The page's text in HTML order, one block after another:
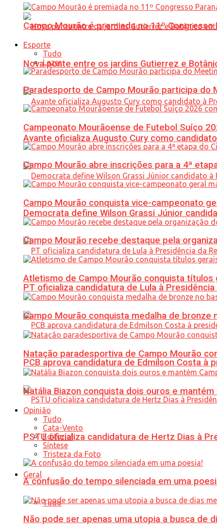
Nova ponte entre os jardins Gutierrez e
Avante oficializa Augusto Cury como
Democrata define Wilson Grassi Júnior
PT oficializa candidatura de Lula à Presidência
PCB aprova candidatura de Edmilson Costa à
PSTU oficializa candidatura de Hertz Dias à
Geral
Tudo
Campo Mourão é premiada no 11º
Esporte
Tudo
Lazer
Paradesporto de Campo Mourão participa do
Campeonato Mourãoense de Futebol Suíço
Campo Mourão abre inscrições para a 4ª
Campo Mourão conquista vice-campeonato
Campo Mourão recebe destaque pela
Atletismo de Campo Mourão conquista
Campo Mourão conquista medalha de
Natação paradesportiva de Campo Mourão
Natália Biazon conquista dois ouros e
Opinião
Tudo
Cata-Vento
Editorial
Síntese
Tristeza da Foto
A confusão do tempo silenciada em uma
Não pode ser apenas uma utopia a busca de